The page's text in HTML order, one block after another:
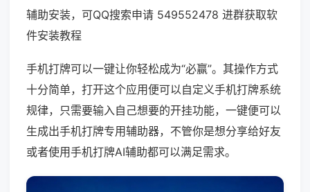
辅助安装，可QQ搜索申请 549552478 进群获取软
件安装教程
手机打牌可以一键让你轻松成为“必赢”。其操作方式
十分简单，打开这个应用便可以自定义手机打牌系统
规律，只需要输入自己想要的开挂功能，一键便可以
生成出手机打牌专用辅助器，不管你是想分享给好友
或者使用手机打牌AI辅助都可以满足需求。